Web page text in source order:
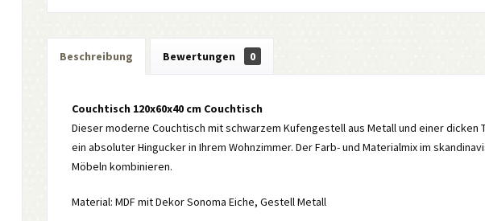
Beschreibung Bewertungen 0
Couchtisch 120x60x40 cm Couchtisch
Dieser moderne Couchtisch mit schwarzem Kufengestell aus Metall und einer
ein absoluter Hingucker in Ihrem Wohnzimmer. Der Farb- und Materialmix im
Möbeln kombinieren.
Material: MDF mit Dekor Sonoma Eiche, Gestell Metall